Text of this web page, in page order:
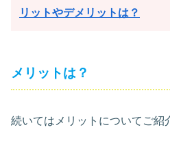
リットやデメリットは？
メリットは？
続いてはメリットについてご紹